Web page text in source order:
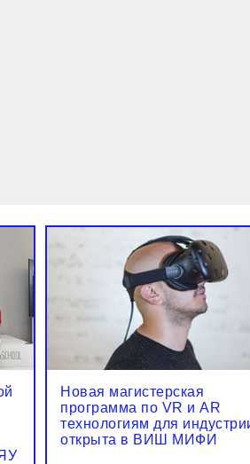
Новая магистерская
программа по VR и AR
технологиям для
открыта в ВИШ МИФИ